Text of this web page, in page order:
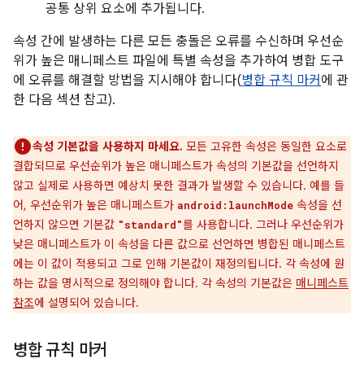
공통 상위 요소에 추가됩니다.
속성 간에 발생하는 다른 모든 충돌은 오류를 수신하며 우선순
위가 높은 매니페스트 파일에 특별 속성을 추가하여 병합 도구
에 오류를 해결할 방법을 지시해야 합니다(병합 규칙 마커 에 관
한 다음 섹션 참고).
속성 기본값을 사용하지 마세요. 모든 고유한 속성은 동일한 요소로
결합되므로 우선순위가 높은 매니페스트가 속성의 기본값을 선언하지
않고 실제로 사용하면 예상치 못한 결과가 발생할 수 있습니다. 예를 들
어, 우선순위가 높은 매니페스트가 android:launchMode 속성을 선
언하지 않으면 기본값 "standard"를 사용합니다. 그러나 우선순위가
낮은 매니페스트가 이 속성을 다른 값으로 선언하면 병합된 매니페스트
에는 이 값이 적용되고 그로 인해 기본값이 재정의됩니다. 각 속성에 원
하는 값을 명시적으로 정의해야 합니다. 각 속성의 기본값은 매니페스트
참조에 설명되어 있습니다.
병합 규칙 마커